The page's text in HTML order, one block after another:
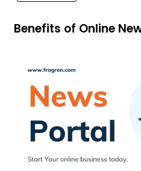
Benefits of Online